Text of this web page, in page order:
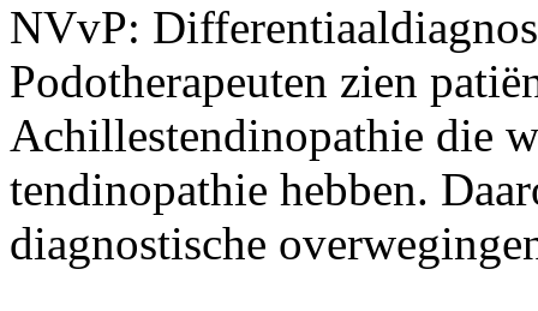
NVvP:
Podotherapeuten zien
Achillestendinopathie die
tendinopathie hebben.
diagnostische